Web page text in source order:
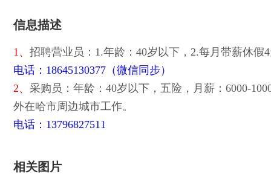
信息描述
1、 招聘营业员：1.年龄：40岁以下，2.每月带薪休假
电话：18645130377（微信同步）
2、 采购员：年龄：40岁以下，五险，月薪：6000-
外在哈市周边城市工作。
电话：13796827511
相关图片